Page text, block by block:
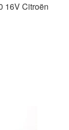
16V Citroën